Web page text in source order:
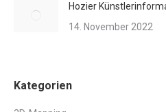
Hozier
14. November 2022
Kategorien